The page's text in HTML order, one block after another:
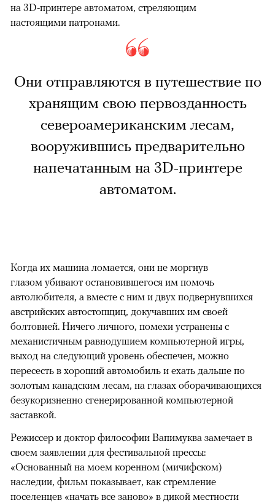
на 3D-принтере автоматом, стреляющим
настоящими патронами.
Они отправляются в путешествие по
хранящим свою первозданность
североамериканским лесам,
вооружившись предварительно
напечатанным на 3D-принтере
автоматом.
Когда их машина ломается, они не моргнув
глазом убивают остановившегося им помочь
автолюбителя, а вместе с ним и двух подвернувшихся
австрийских автостопщиц, докучавших им своей
болтовней. Ничего личного, помехи устранены с
механистичным равнодушием компьютерной игры,
выход на следующий уровень обеспечен, можно
пересесть в хороший автомобиль и ехать дальше по
золотым канадским лесам, на глазах оборачивающихся
безукоризненно сгенерированной компьютерной
заставкой.
Режиссер и доктор философии Вапимуква замечает в
своем заявлении для фестивальной прессы:
«Основанный на моем коренном (мичифском)
наследии, фильм показывает, как стремление
поселенцев «начать все заново» в дикой местности